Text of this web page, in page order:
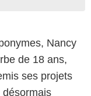
Nancy
de 18 ans,
ses projets
désormais